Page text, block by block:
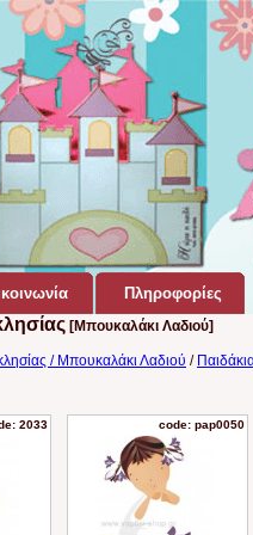
Πληροφορίες
[Μπουκαλάκι Λαδιού]
/ Μπουκαλάκι Λαδιού /
2033 code: pap0050